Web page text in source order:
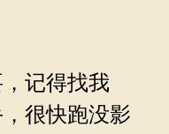
记得找我
很快跑没影